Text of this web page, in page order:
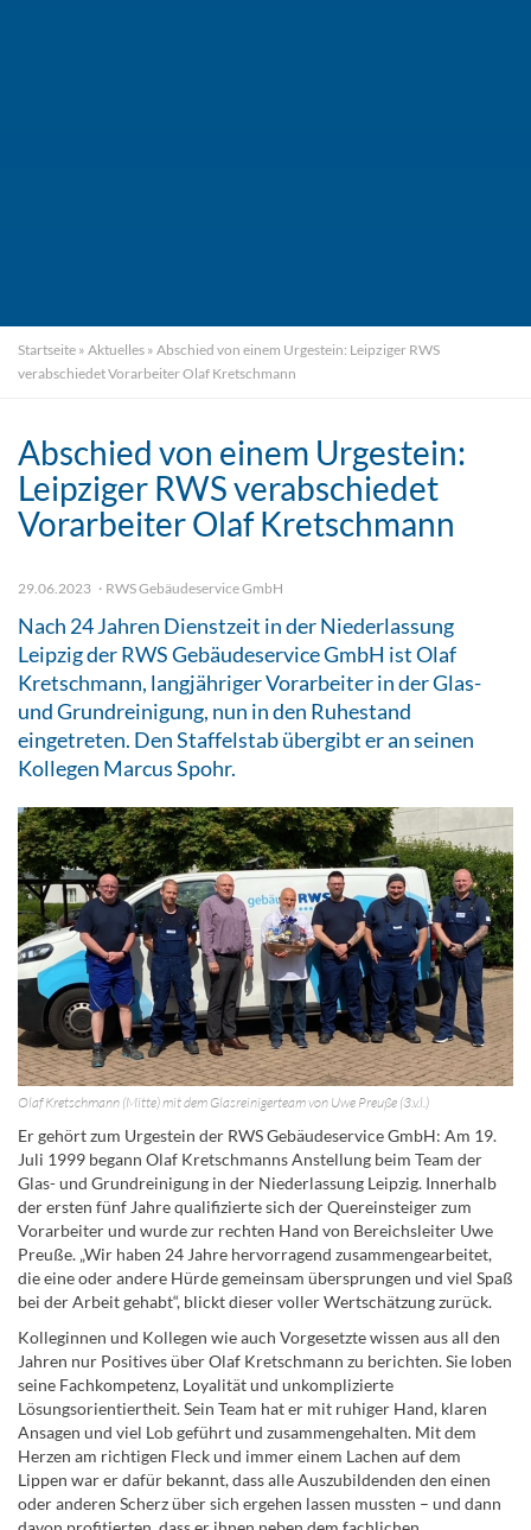
Startseite » Aktuelles » Abschied von einem Urgestein: Leipziger RWS
verabschiedet Vorarbeiter Olaf Kretschmann
Abschied von einem Urgestein:
Leipziger RWS verabschiedet
Vorarbeiter Olaf Kretschmann
29.06.2023 RWS Gebäudeservice GmbH
Nach 24 Jahren Dienstzeit in der Niederlassung
Leipzig der RWS Gebäudeservice GmbH ist Olaf
Kretschmann, langjähriger Vorarbeiter in der Glas-
und Grundreinigung, nun in den Ruhestand
eingetreten. Den Staffelstab übergibt er an seinen
Kollegen Marcus Spohr.
Olaf Kretschmann (Mitte) mit dem Glasreinigerteam von Uwe Preuße (3.v.l.)
Er gehört zum Urgestein der RWS Gebäudeservice GmbH: Am 19.
Juli 1999 begann Olaf Kretschmanns Anstellung beim Team der
Glas- und Grundreinigung in der Niederlassung Leipzig. Innerhalb
der ersten fünf Jahre qualifizierte sich der Quereinsteiger zum
Vorarbeiter und wurde zur rechten Hand von Bereichsleiter Uwe
Preuße. „Wir haben 24 Jahre hervorragend zusammengearbeitet,
die eine oder andere Hürde gemeinsam übersprungen und viel Spaß
bei der Arbeit gehabt“, blickt dieser voller Wertschätzung zurück.
Kolleginnen und Kollegen wie auch Vorgesetzte wissen aus all den
Jahren nur Positives über Olaf Kretschmann zu berichten. Sie loben
seine Fachkompetenz, Loyalität und unkomplizierte
Lösungsorientiertheit. Sein Team hat er mit ruhiger Hand, klaren
Ansagen und viel Lob geführt und zusammengehalten. Mit dem
Herzen am richtigen Fleck und immer einem Lachen auf dem
Lippen war er dafür bekannt, dass alle Auszubildenden den einen
oder anderen Scherz über sich ergehen lassen mussten – und dann